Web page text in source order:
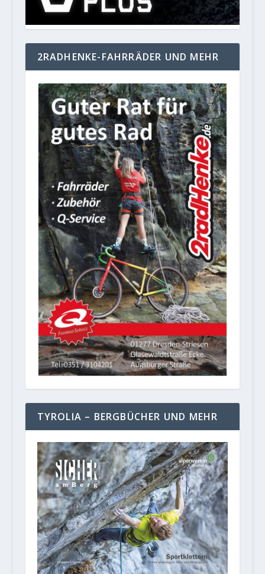
2RADHENKE-FAHRRÄDER UND MEHR
TYROLIA – BERGBÜCHER UND MEHR